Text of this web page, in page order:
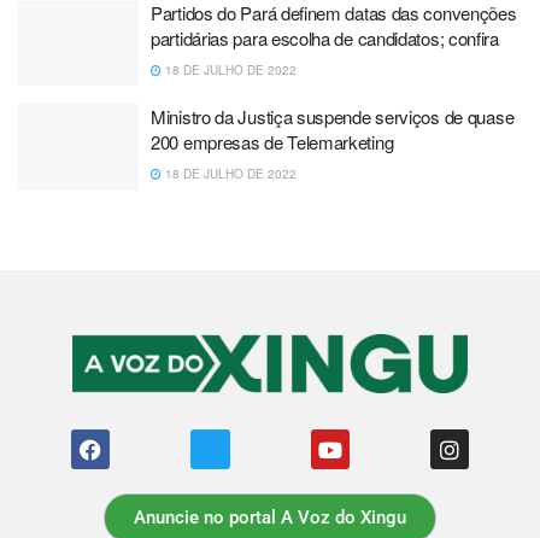
Partidos do Pará definem datas das convenções
partidárias para escolha de candidatos; confira
18 DE JULHO DE 2022
Ministro da Justiça suspende serviços de quase
200 empresas de Telemarketing
18 DE JULHO DE 2022
Anuncie no portal A Voz do Xingu